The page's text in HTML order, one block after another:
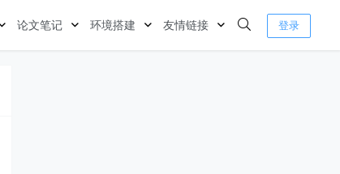
论文笔记 环境搭建 友情链接 登录